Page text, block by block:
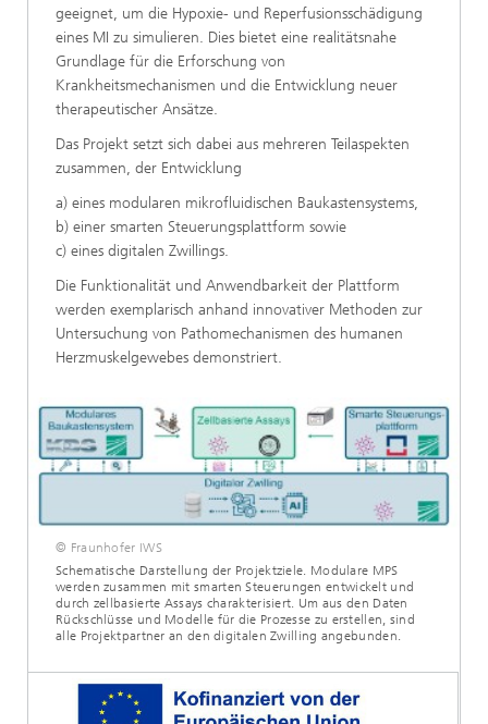
geeignet, um die Hypoxie- und Reperfusionsschädigung
eines MI zu simulieren. Dies bietet eine realitätsnahe
Grundlage für die Erforschung von
Krankheitsmechanismen und die Entwicklung neuer
therapeutischer Ansätze.
Das Projekt setzt sich dabei aus mehreren Teilaspekten
zusammen, der Entwicklung
a) eines modularen mikrofluidischen Baukastensystems,
b) einer smarten Steuerungsplattform sowie
c) eines digitalen Zwillings.
Die Funktionalität und Anwendbarkeit der Plattform
werden exemplarisch anhand innovativer Methoden zur
Untersuchung von Pathomechanismen des humanen
Herzmuskelgewebes demonstriert.
© Fraunhofer IWS
Schematische Darstellung der Projektziele. Modulare MPS
werden zusammen mit smarten Steuerungen entwickelt und
durch zellbasierte Assays charakterisiert. Um aus den Daten
Rückschlüsse und Modelle für die Prozesse zu erstellen, sind
alle Projektpartner an den digitalen Zwilling angebunden.